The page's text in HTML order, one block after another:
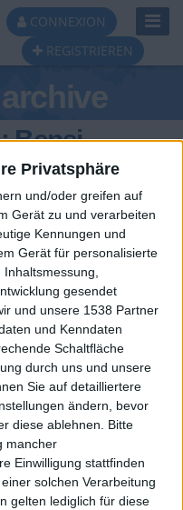
Privatsphäre
und/oder greifen auf
Gerät zu und verarbeiten
Kennungen und
Gerät für personalisierte
gesendet
und unsere 1538 Partner
und Kenndaten
Schaltfläche
durch uns und unsere
Sie auf detailliertere
ändern, bevor
diese ablehnen.
Bitte
mancher
Einwilligung stattfinden
solchen Verarbeitung
gelten lediglich für diese
CONNEXION
REGISTRIEREN
Bensi
Fehler melden
spiele.com
geoheroes.com
visiting
speaking
now and be
your score